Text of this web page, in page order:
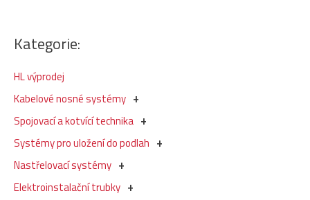
Kategorie:
HL výprodej
Kabelové nosné systémy
Spojovací a kotvící technika
Systémy pro uložení do podlah
Nastřelovací systémy
Elektroinstalační trubky